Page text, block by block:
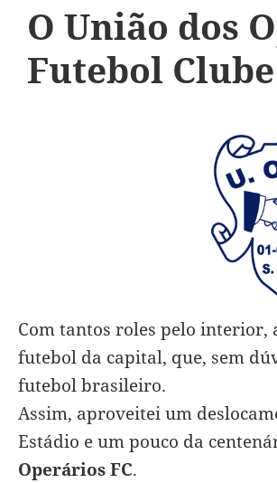
O União dos
Futebol Clube
Com tantos roles pelo interior,
futebol da capital, que, sem
futebol brasileiro.
Assim, aproveitei um
Estádio e um pouco da
Operários FC.